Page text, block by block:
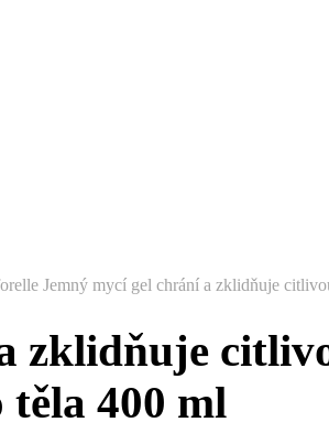
Jemný mycí gel chrání a zklidňuje
zklidňuje
400 ml